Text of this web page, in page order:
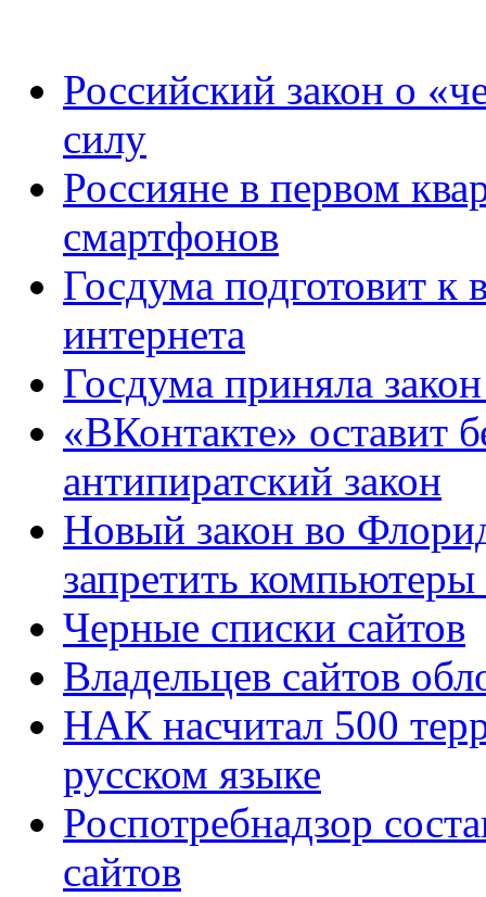
Российский закон о
силу
Россияне в первом
смартфонов
Госдума подготовит к
интернета
Госдума приняла
«ВКонтакте» оставит
антипиратский закон
Новый закон во
запретить
Черные списки сайтов
Владельцев сайтов
НАК насчитал 500
русском языке
Роспотребнадзор
сайтов